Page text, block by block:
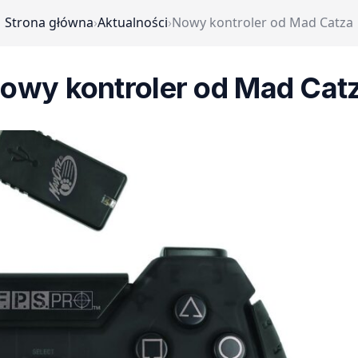
Strona główna›Aktualności›Nowy kontroler od Mad Catza
kontroler od Mad